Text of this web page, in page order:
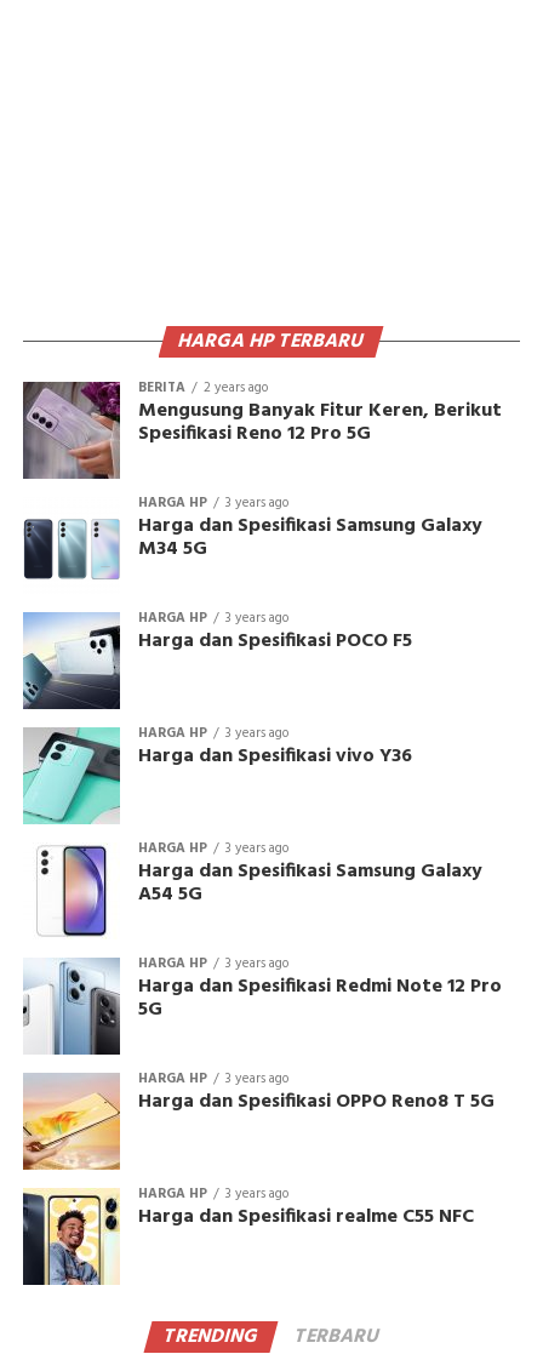
HARGA HP TERBARU
BERITA 2 years ago
Mengusung Banyak Fitur Keren, Berikut
Spesifikasi Reno 12 Pro 5G
HARGA HP 3 years ago
Harga dan Spesifikasi Samsung Galaxy
M34 5G
HARGA HP 3 years ago
Harga dan Spesifikasi POCO F5
HARGA HP 3 years ago
Harga dan Spesifikasi vivo Y36
HARGA HP 3 years ago
Harga dan Spesifikasi Samsung Galaxy
A54 5G
HARGA HP 3 years ago
Harga dan Spesifikasi Redmi Note 12 Pro
5G
HARGA HP 3 years ago
Harga dan Spesifikasi OPPO Reno8 T 5G
HARGA HP 3 years ago
Harga dan Spesifikasi realme C55 NFC
TRENDING TERBARU